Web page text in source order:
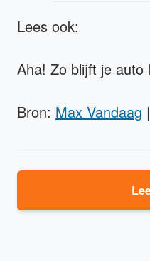
Lees ook:
Aha! Zo blijft je auto
Bron: Max Vandaag